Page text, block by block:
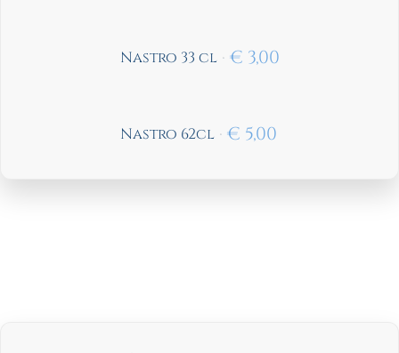
Nastro 33 cl € 3,00
Nastro 62cl € 5,00